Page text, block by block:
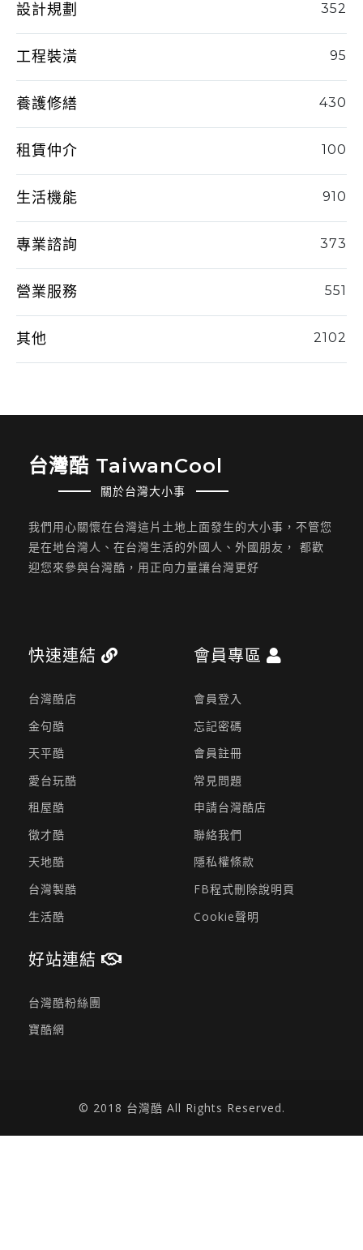
設計規劃 352
工程裝潢 95
養護修繕 430
租賃仲介 100
生活機能 910
專業諮詢 373
營業服務 551
其他 2102
台灣酷 TaiwanCool
關於台灣大小事
我們用心關懷在台灣這片土地上面發生的大小事，不管您
是在地台灣人、在台灣生活的外國人、外國朋友， 都歡
迎您來參與台灣酷，用正向力量讓台灣更好
快速連結
台灣酷店
金句酷
天平酷
愛台玩酷
租屋酷
徵才酷
天地酷
台灣製酷
生活酷
會員專區
會員登入
忘記密碼
會員註冊
常見問題
申請台灣酷店
聯絡我們
隱私權條款
FB程式刪除說明頁
Cookie聲明
好站連結
台灣酷粉絲團
寶酷網
© 2018 台灣酷 All Rights Reserved.